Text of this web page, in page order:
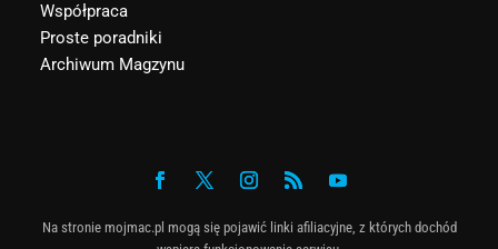
Współpraca
Proste poradniki
Archiwum Magzynu
Na stronie mojmac.pl mogą się pojawić linki afiliacyjne, z których dochód